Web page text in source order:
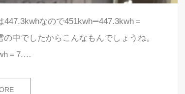
なので451kwh➖447.3kwh＝
中でしたからこんなもんでしょうね。
＝7.…